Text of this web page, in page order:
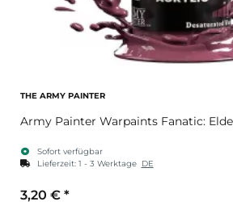
THE ARMY PAINTER
Army Painter Warpaints Fanatic:
Sofort verfügbar
Lieferzeit: 1 - 3 Werktage DE
3,20 € *